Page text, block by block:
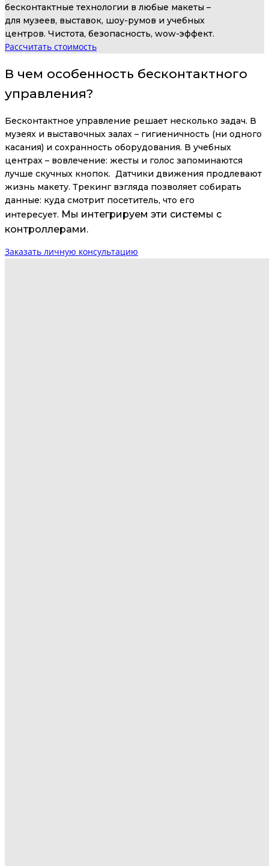
бесконтактные технологии в любые макеты –
для музеев, выставок, шоу-румов и учебных
центров. Чистота, безопасность, wow-эффект.
Рассчитать стоимость
В чем особенность бесконтактного
управления?
Бесконтактное управление решает несколько задач. В
музеях и выставочных залах – гигиеничность (ни одного
касания) и сохранность оборудования. В учебных
центрах – вовлечение: жесты и голос запоминаются
лучше скучных кнопок. Датчики движения продлевают
жизнь макету. Трекинг взгляда позволяет собирать
данные: куда смотрит посетитель, что его
интересует. Мы интегрируем эти системы с
контроллерами.
Заказать личную консультацию